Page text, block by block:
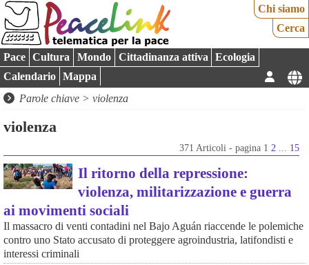
Chi siamo
Cerca
Pace Cultura Mondo Cittadinanza attiva
Ecologia
Calendario
Mappa
Parole chiave > violenza
violenza
371 Articoli - pagina 1 2 15
Il ritorno della repressione:
violenza, militarizzazione e guerra
ai movimenti sociali
Il massacro di venti contadini nel Bajo Aguán riaccende le polemiche
contro uno Stato accusato di proteggere agroindustria, latifondisti e
interessi criminali